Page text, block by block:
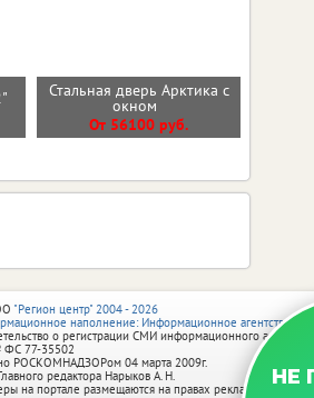
Стальная дверь Арктика с
окном
От 56100 руб.
НЕ
"Регион центр" 2004 - 2026
наполнение: Информационное агентство
о регистрации СМИ информационного
77‑35502
РОСКОМНАДЗОРом 04 марта 2009г.
редактора Нарыков А. Н.
на портале размещаются на правах рекламы.